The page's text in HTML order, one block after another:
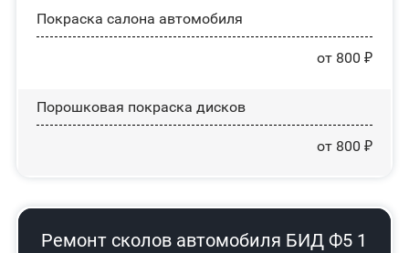
Покраска салона автомобиля
от 800 ₽
Порошковая покраска дисков
от 800 ₽
Ремонт сколов автомобиля БИД Ф5 1